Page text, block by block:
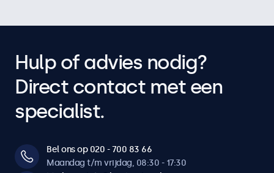
Hulp of advies nodig?
Direct contact met een
specialist.
Bel ons op 020 - 700 83 66
Maandag t/m vrijdag, 08:30 - 17:30